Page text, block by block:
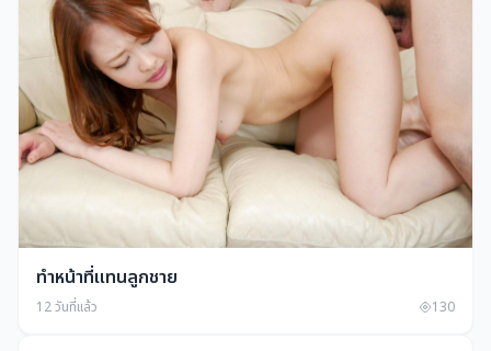
ทำหน้าที่แทนลูกชาย
12 วันที่แล้ว 130